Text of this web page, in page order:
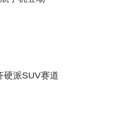
硬派SUV赛道